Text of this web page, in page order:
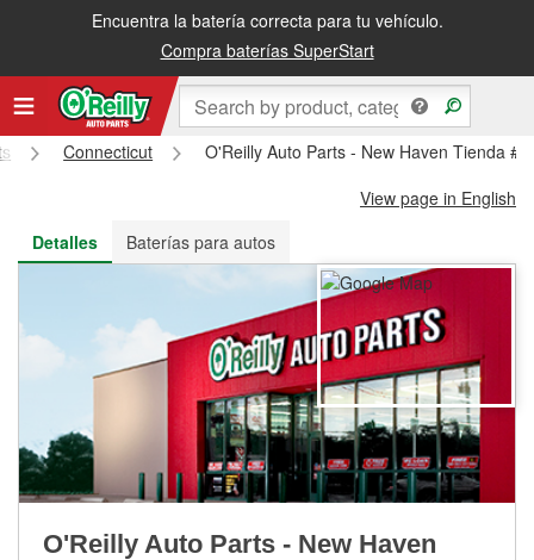
Encuentra la batería correcta para tu vehículo.
Compra baterías SuperStart
Recibe tu orden gratis al día siguiente o recógela en la tienda
Connecticut
O'Reilly Auto Parts - New Haven Tienda
View page in English
Detalles
Baterías para autos
O'Reilly Auto Parts - New Haven